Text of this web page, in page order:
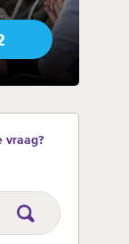
vraag?